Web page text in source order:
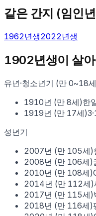
같은 간지 (임인
1962년생2022년생
1902년생이 살
유년·청소년기 (만 0~18
1910년 (만 8세)한
1919년 (만 17세)
성년기
2007년 (만 105세)
2008년 (만 106세)
2010년 (만 108세)
2014년 (만 112세)
2017년 (만 115세)
2018년 (만 116세)